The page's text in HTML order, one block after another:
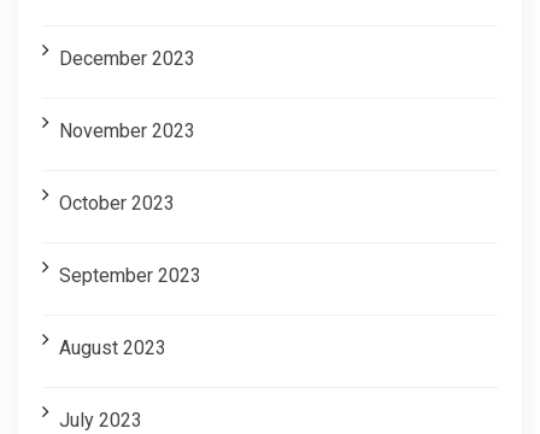
December 2023
November 2023
October 2023
September 2023
August 2023
July 2023